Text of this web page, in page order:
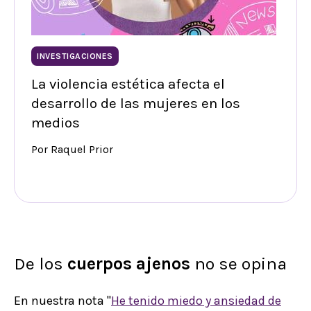
INVESTIGACIONES
La violencia estética afecta el
desarrollo de las mujeres en los
medios
Por Raquel Prior
De los cuerpos ajenos no se opina
En nuestra nota "He tenido miedo y ansiedad de